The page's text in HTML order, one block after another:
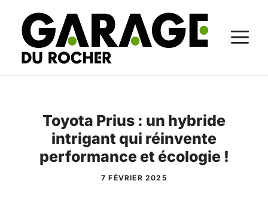
contenu
Toyota Prius : un hybride
intrigant qui réinvente
performance et écologie !
7 FÉVRIER 2025